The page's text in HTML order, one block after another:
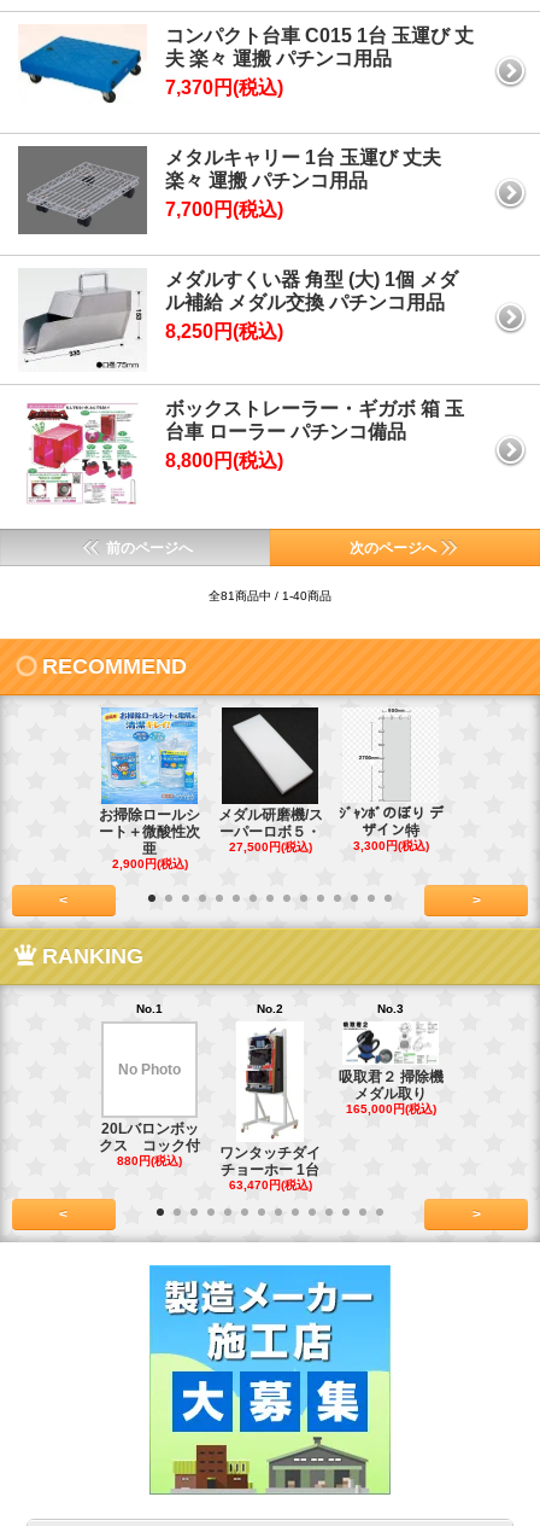
コンパクト台車 C015 1台 玉運び 丈
夫 楽々 運搬 パチンコ用品
7,370円(税込)
メタルキャリー 1台 玉運び 丈夫
楽々 運搬 パチンコ用品
7,700円(税込)
メダルすくい器 角型 (大) 1個 メダ
ル補給 メダル交換 パチンコ用品
8,250円(税込)
ボックストレーラー・ギガボ 箱 玉
台車 ローラー パチンコ備品
8,800円(税込)
前のページへ 次のページへ
全81商品中 / 1-40商品
RECOMMEND
お掃除ロールシ
ート＋微酸性次
亜
2,900円(税込)
メダル研磨機/ス
ーパーロボ５・
27,500円(税込)
ｼﾞｬﾝﾎﾞのぼり デ
ザイン特
3,300円(税込)
< >
RANKING
No.1
No Photo
20Lバロンボッ
クス コック付
880円(税込)
No.2
ワンタッチダイ
チョーホー 1台
63,470円(税込)
No.3
吸取君２ 掃除機
メダル取り
165,000円(税込)
< >